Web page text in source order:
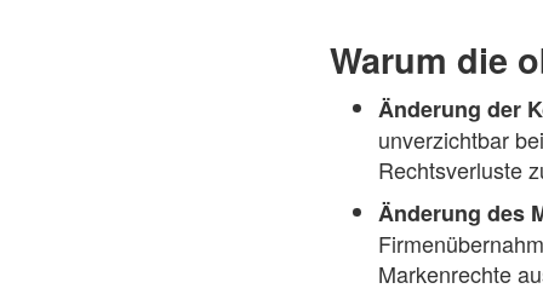
Warum die
Änderung der
unverzichtbar
Rechtsverluste
Änderung des
Markenrechte